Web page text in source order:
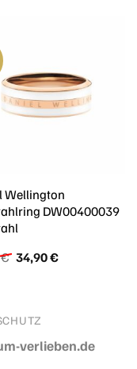
Wellington
DW00400039
€ Ursprünglicher
Preis
34,90€Aktueller
verlieben.de